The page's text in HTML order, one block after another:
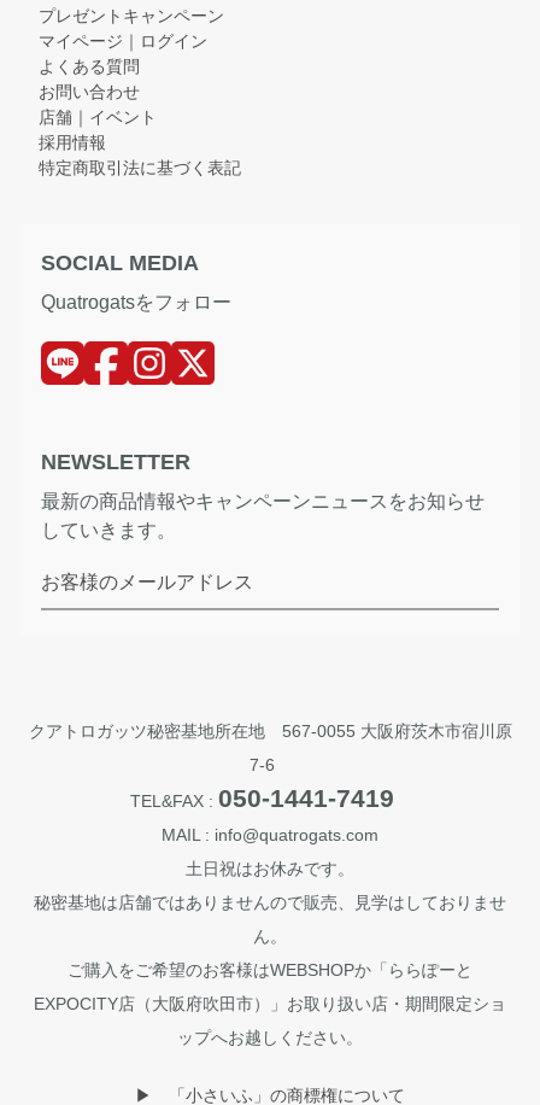
プレゼントキャンペーン
マイページ｜ログイン
よくある質問
お問い合わせ
店舗｜イベント
採用情報
特定商取引法に基づく表記
SOCIAL MEDIA
Quatrogatsをフォロー
NEWSLETTER
最新の商品情報やキャンペーンニュースをお知らせ
していきます。
お客様のメールアドレス
クアトロガッツ秘密基地所在地 567-0055 大阪府茨木市宿川原
7-6
TEL&FAX : 050-1441-7419
MAIL : info@quatrogats.com
土日祝はお休みです。
秘密基地は店舗ではありませんので販売、見学はしておりませ
ん。
ご購入をご希望のお客様はWEBSHOPか「ららぽーと
EXPOCITY店（大阪府吹田市）」お取り扱い店・期間限定ショ
ップへお越しください。
▶︎ 「小さいふ」の商標権について